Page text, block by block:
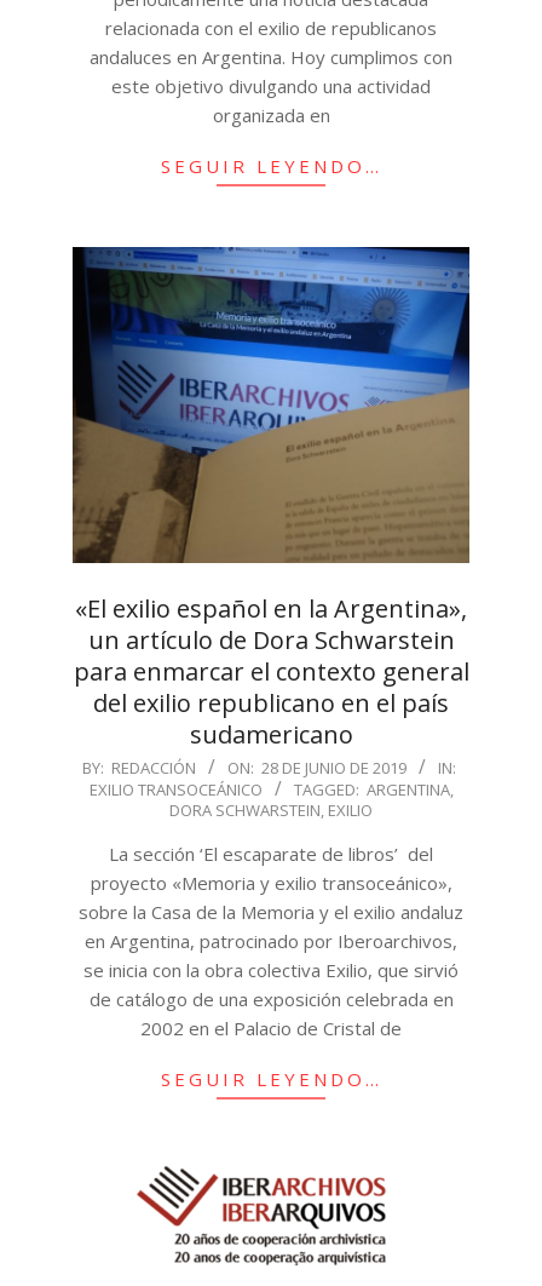
relacionada con el exilio de republicanos
andaluces en Argentina. Hoy cumplimos con
este objetivo divulgando una actividad
organizada en
SEGUIR LEYENDO…
«El exilio español en la Argentina»,
un artículo de Dora Schwarstein
para enmarcar el contexto general
del exilio republicano en el país
sudamericano
2019-
06-
BY: REDACCIÓN ON: 28 DE JUNIO DE 2019
IN:
EXILIO TRANSOCEÁNICO
TAGGED: ARGENTINA,
DORA SCHWARSTEIN, EXILIO
La sección ‘El escaparate de libros’ del
proyecto «Memoria y exilio transoceánico»,
sobre la Casa de la Memoria y el exilio andaluz
en Argentina, patrocinado por Iberoarchivos,
se inicia con la obra colectiva Exilio, que sirvió
de catálogo de una exposición celebrada en
2002 en el Palacio de Cristal de
SEGUIR LEYENDO…